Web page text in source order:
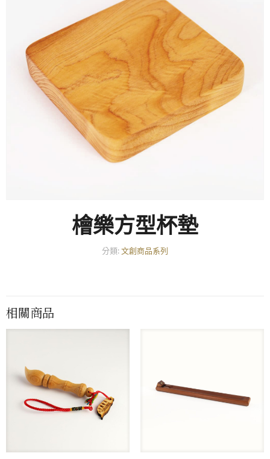
檜樂方型杯墊
分類:文創商品系列
相關商品